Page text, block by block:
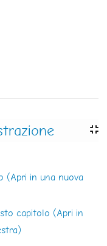
(Apri in una nuova
capitolo (Apri in